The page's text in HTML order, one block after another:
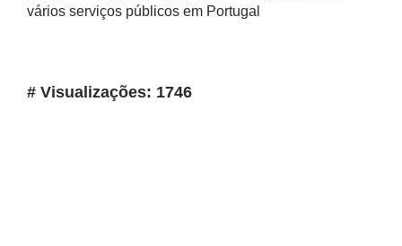
vários serviços públicos em Portugal
# Visualizações: 1746